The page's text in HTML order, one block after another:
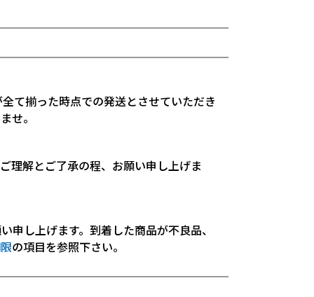
て揃った時点での発送とさせていただき
せ。
理解とご了承の程、お願い申し上げま
し上げます。到着した商品が不良品、
の項目を参照下さい。